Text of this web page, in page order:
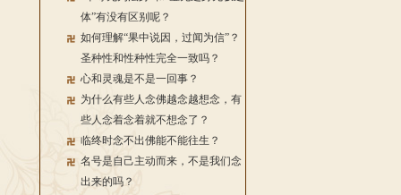
体”有没有区别呢？
如何理解“果中说因，过闻为信”？
圣种性和性种性完全一致吗？
心和灵魂是不是一回事？
为什么有些人念佛越念越想念，有
些人念着念着就不想念了？
临终时念不出佛能不能往生？
名号是自己主动而来，不是我们念
出来的吗？